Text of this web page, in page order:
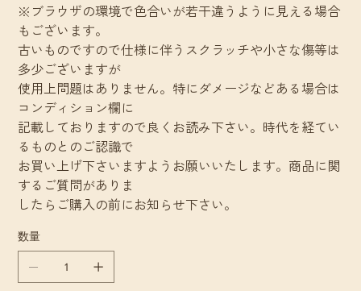
※ブラウザの環境で色合いが若干違うように見える場合
もございます。
古いものですので仕様に伴うスクラッチや小さな傷等は
多少ございますが
使用上問題はありません。特にダメージなどある場合は
コンディション欄に
記載しておりますので良くお読み下さい。時代を経てい
るものとのご認識で
お買い上げ下さいますようお願いいたします。商品に関
するご質問がありま
したらご購入の前にお知らせ下さい。
数量